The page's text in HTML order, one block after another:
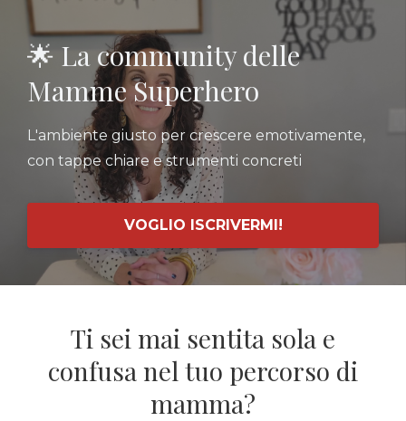
🌟 La community delle
Mamme Superhero
L'ambiente giusto per crescere emotivamente,
con tappe chiare e strumenti concreti
VOGLIO ISCRIVERMI!
Ti sei mai sentita sola e
confusa nel tuo percorso di
mamma?